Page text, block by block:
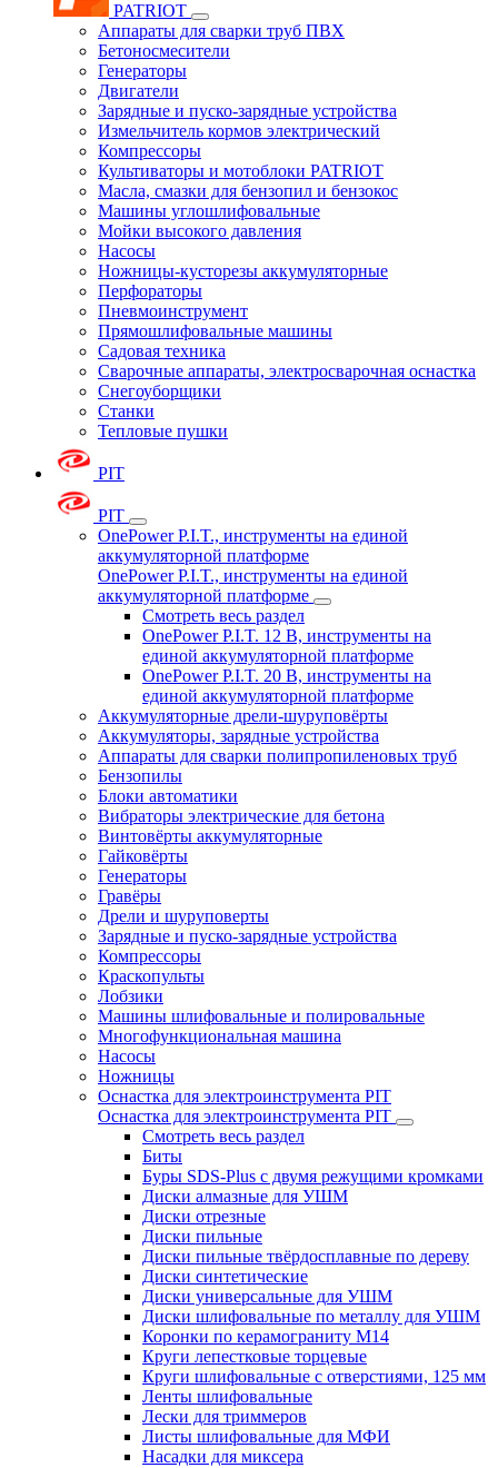
PATRIOT
Аппараты для сварки труб ПВХ
Бетоносмесители
Генераторы
Двигатели
Зарядные и пуско-зарядные устройства
Измельчитель кормов электрический
Компрессоры
Культиваторы и мотоблоки PATRIOT
Масла, смазки для бензопил и бензокос
Машины углошлифовальные
Мойки высокого давления
Насосы
Ножницы-кусторезы аккумуляторные
Перфораторы
Пневмоинструмент
Прямошлифовальные машины
Садовая техника
Сварочные аппараты, электросварочная оснастка
Снегоуборщики
Станки
Тепловые пушки
PIT
PIT
OnePower P.I.T., инструменты на единой
аккумуляторной платформе
OnePower P.I.T., инструменты на единой
аккумуляторной платформе
Смотреть весь раздел
OnePower P.I.T. 12 В, инструменты на
единой аккумуляторной платформе
OnePower P.I.T. 20 В, инструменты на
единой аккумуляторной платформе
Аккумуляторные дрели-шуруповёрты
Аккумуляторы, зарядные устройства
Аппараты для сварки полипропиленовых труб
Бензопилы
Блоки автоматики
Вибраторы электрические для бетона
Винтовёрты аккумуляторные
Гайковёрты
Генераторы
Гравёры
Дрели и шуруповерты
Зарядные и пуско-зарядные устройства
Компрессоры
Краскопульты
Лобзики
Машины шлифовальные и полировальные
Многофункциональная машина
Насосы
Ножницы
Оснастка для электроинструмента PIT
Оснастка для электроинструмента PIT
Смотреть весь раздел
Биты
Буры SDS-Plus c двумя режущими кромками
Диски алмазные для УШМ
Диски отрезные
Диски пильные
Диски пильные твёрдосплавные по дереву
Диски синтетические
Диски универсальные для УШМ
Диски шлифовальные по металлу для УШМ
Коронки по керамограниту M14
Круги лепестковые торцевые
Круги шлифовальные с отверстиями, 125 мм
Ленты шлифовальные
Лески для триммеров
Листы шлифовальные для МФИ
Насадки для миксера